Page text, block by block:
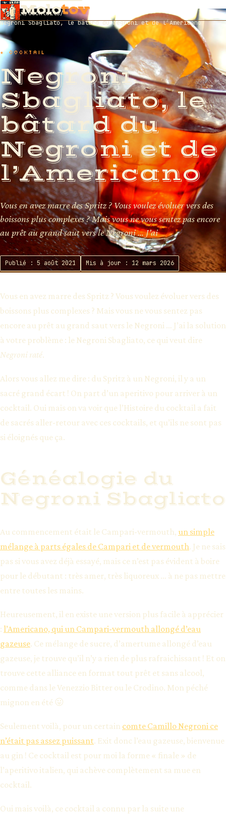
Molotov
Accueil/Cocktails/
Negroni Sbagliato, le bâtard du Negroni et de l’Americano
★ COCKTAIL
Negroni
Sbagliato, le
bâtard du
Negroni et de
l’Americano
Vous en avez marre des Spritz ? Vous voulez évoluer vers des
boissons plus complexes ? Mais vous ne vous sentez pas encore
au prêt au grand saut vers le Negroni … J’ai
Publié : 5 août 2021 Mis à jour : 12 mars 2026
Vous en avez marre des Spritz ? Vous voulez évoluer vers des
boissons plus complexes ? Mais vous ne vous sentez pas
encore au prêt au grand saut vers le Negroni … J’ai la solution
à votre problème : le Negroni Sbagliato, ce qui veut dire
Negroni raté.
Alors vous allez me dire : du Spritz à un Negroni, il y a un
sacré grand écart ! On part d’un aperitivo pour arriver à un
cocktail. Oui mais on va voir que l’Histoire du cocktail a fait
de sacrés aller-retour avec ces cocktails, et qu’ils ne sont pas
si éloignés que ça.
Généalogie du
Negroni Sbagliato
Au commencement était le Campari-vermouth, un simple
mélange à parts égales de Campari et de vermouth. Je ne sais
pas si vous avez déjà essayé, mais ce n’est pas évident à boire
pour le débutant : très amer, très liquoreux … à ne pas mettre
entre toutes les mains.
Heureusement, il en existe une version plus facile à apprécier
: l’Americano, qui un Campari-vermouth allongé d’eau
gazeuse. Ce mélange de sucre, d’amertume allongé d’eau
gazeuse, je trouve qu’il n’y a rien de plus rafraichissant ! Et on
trouve cette alliance en format tout prêt et sans alcool,
comme dans le Venezzio Bitter ou le Crodino. Mon péché
mignon en été 😛
Seulement voilà, pour un certain comte Camillo Negroni ce
n’était pas assez puissant. Exit donc l’eau gazeuse, bienvenue
au gin ! Ce cocktail est pour moi la forme « finale » de
l’aperitivo italien, qui achève complètement sa mue en
cocktail.
Oui mais voilà, ce cocktail a connu par la suite une